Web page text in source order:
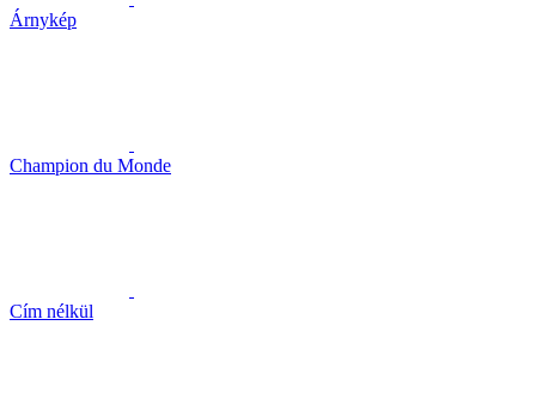
Árnykép
Champion du Monde
Cím nélkül